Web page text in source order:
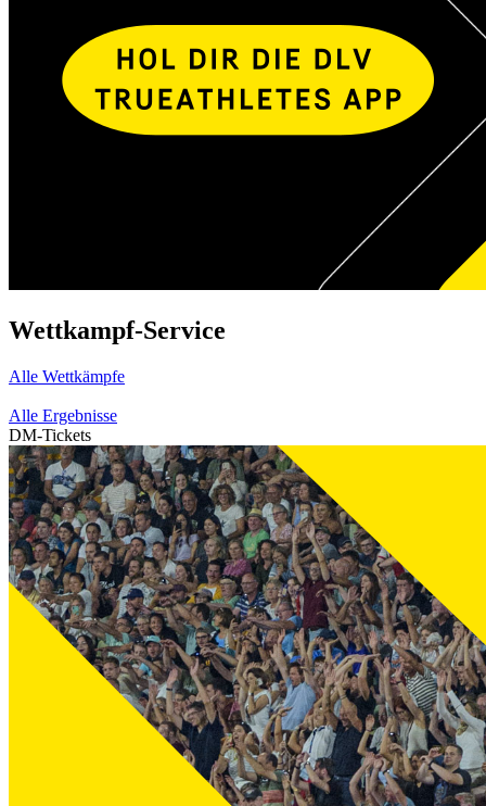
Wettkampf-Service
Alle Wettkämpfe
Alle Ergebnisse
DM-Tickets